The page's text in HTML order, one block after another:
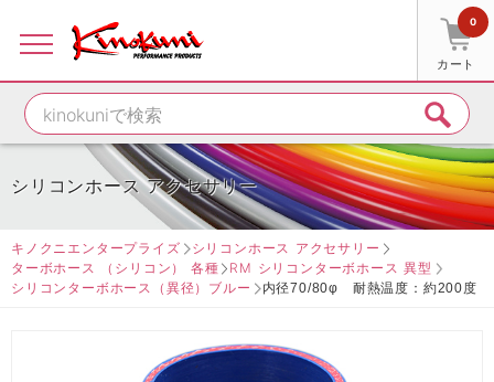
カート
0
シリコンホース アクセサリー
キノクニエンタープライズ
シリコンホース アクセサリー
ターボホース （シリコン） 各種
RM シリコンターボホース 異型
シリコンターボホース（異径）ブルー
内径70/80φ 耐熱温度：約200度